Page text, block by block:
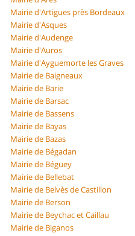
Mairie d'Artigues près Bordeaux
Mairie d'Asques
Mairie d'Audenge
Mairie d'Auros
Mairie d'Ayguemorte les Graves
Mairie de Baigneaux
Mairie de Barie
Mairie de Barsac
Mairie de Bassens
Mairie de Bayas
Mairie de Bazas
Mairie de Bégadan
Mairie de Béguey
Mairie de Bellebat
Mairie de Belvès de Castillon
Mairie de Berson
Mairie de Beychac et Caillau
Mairie de Biganos